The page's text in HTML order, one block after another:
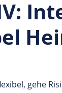
gehe